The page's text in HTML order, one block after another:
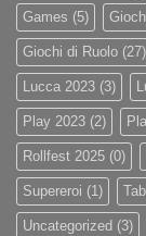
Games (5)
Giochi di Ruolo (27)
Lucca 2023 (3)
Play 2023 (2)
Rollfest 2025 (0)
Supereroi (1)
Uncategorized (3)